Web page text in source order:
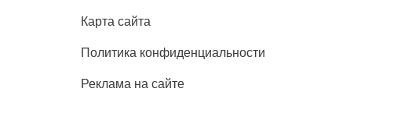
Карта сайта
Политика конфиденциальности
Реклама на сайте